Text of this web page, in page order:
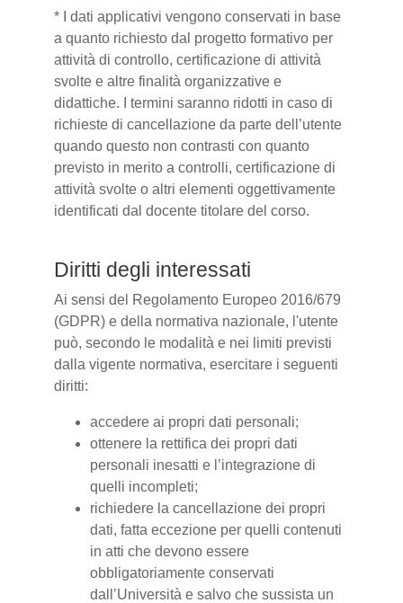
* I dati applicativi vengono conservati in base
a quanto richiesto dal progetto formativo per
attività di controllo, certificazione di attività
svolte e altre finalità organizzative e
didattiche. I termini saranno ridotti in caso di
richieste di cancellazione da parte dell’utente
quando questo non contrasti con quanto
previsto in merito a controlli, certificazione di
attività svolte o altri elementi oggettivamente
identificati dal docente titolare del corso.
Diritti degli interessati
Ai sensi del Regolamento Europeo 2016/679
(GDPR) e della normativa nazionale, l'utente
può, secondo le modalità e nei limiti previsti
dalla vigente normativa, esercitare i seguenti
diritti:
accedere ai propri dati personali;
ottenere la rettifica dei propri dati
personali inesatti e l’integrazione di
quelli incompleti;
richiedere la cancellazione dei propri
dati, fatta eccezione per quelli contenuti
in atti che devono essere
obbligatoriamente conservati
dall’Università e salvo che sussista un